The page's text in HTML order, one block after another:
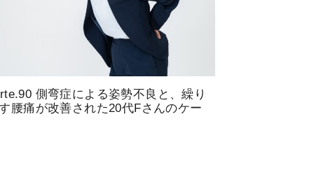
側弯症による姿勢不良と、繰り
腰痛が改善された20代Fさんのケー